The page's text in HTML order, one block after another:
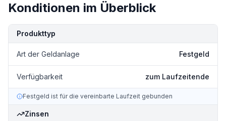
Konditionen im Überblick
KonditionDetails
Produkttyp
Art der Geldanlage Festgeld
Verfügbarkeit zum Laufzeitende
Festgeld ist für die vereinbarte Laufzeit gebunden
Zinsen